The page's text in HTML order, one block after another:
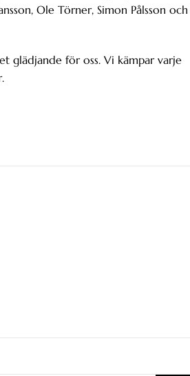
Ole Törner, Simon Pålsson och
glädjande för oss. Vi kämpar varje